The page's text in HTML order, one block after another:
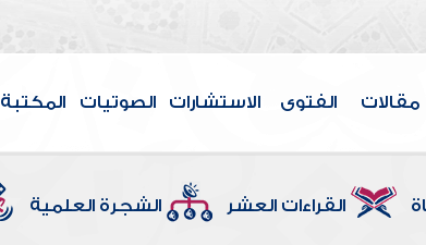
مقالات الفتوى الاستشارات الصوتيات المكتبة
القراءات العشر الشجرة العلمية